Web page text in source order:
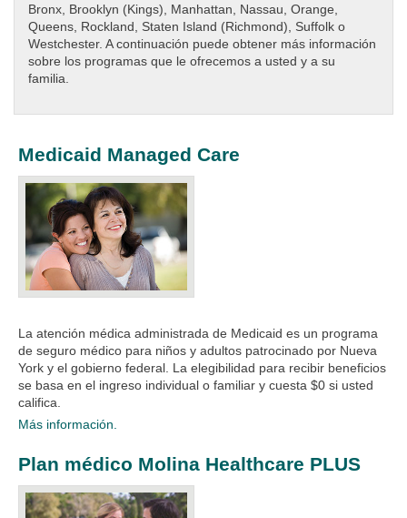
Bronx, Brooklyn (Kings), Manhattan, Nassau, Orange,
Queens, Rockland, Staten Island (Richmond), Suffolk o
Westchester. A continuación puede obtener más información
sobre los programas que le ofrecemos a usted y a su
familia.
Medicaid Managed Care
La atención médica administrada de Medicaid es un programa
de seguro médico para niños y adultos patrocinado por Nueva
York y el gobierno federal. La elegibilidad para recibir beneficios
se basa en el ingreso individual o familiar y cuesta $0 si usted
califica.
Más información.
Plan médico Molina Healthcare PLUS